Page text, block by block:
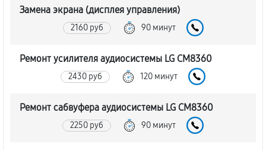
Замена экрана (дисплея управления)
2160 руб 90 минут
Ремонт усилителя аудиосистемы LG CM8360
2430 руб 120 минут
Ремонт сабвуфера аудиосистемы LG CM8360
2250 руб 90 минут